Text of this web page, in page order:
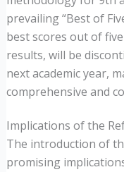
prevailing “Best of
best scores out of
results, will be
next academic year,
comprehensive and
Implications of the
The introduction of
promising